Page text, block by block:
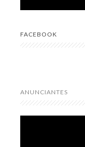
FACEBOOK
ANUNCIANTES